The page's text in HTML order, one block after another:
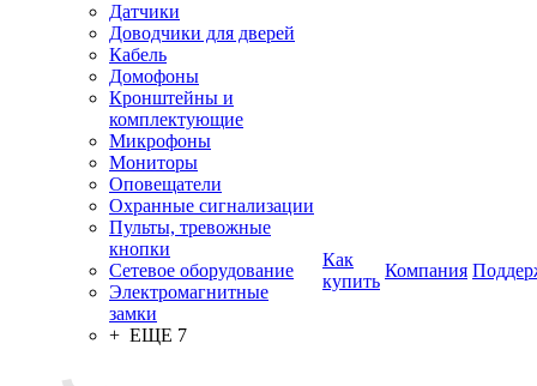
Датчики
Доводчики для дверей
Кабель
Домофоны
Кронштейны и
комплектующие
Микрофоны
Мониторы
Оповещатели
Охранные сигнализации
Пульты, тревожные
кнопки
Сетевое оборудование
Электромагнитные
замки
+ ЕЩЕ 7
Как
купить
Компания